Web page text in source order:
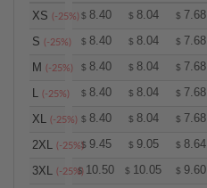
XS (-25%) $ 8.40 $ 8.04 $ 7.68
S (-25%) $ 8.40 $ 8.04 $ 7.68
M (-25%) $ 8.40 $ 8.04 $ 7.68
L (-25%) $ 8.40 $ 8.04 $ 7.68
XL (-25%) $ 8.40 $ 8.04 $ 7.68
2XL (-25%)$ 9.45 $ 9.05 $ 8.64
3XL (-25%)$ 10.50 $ 10.05 $ 9.60